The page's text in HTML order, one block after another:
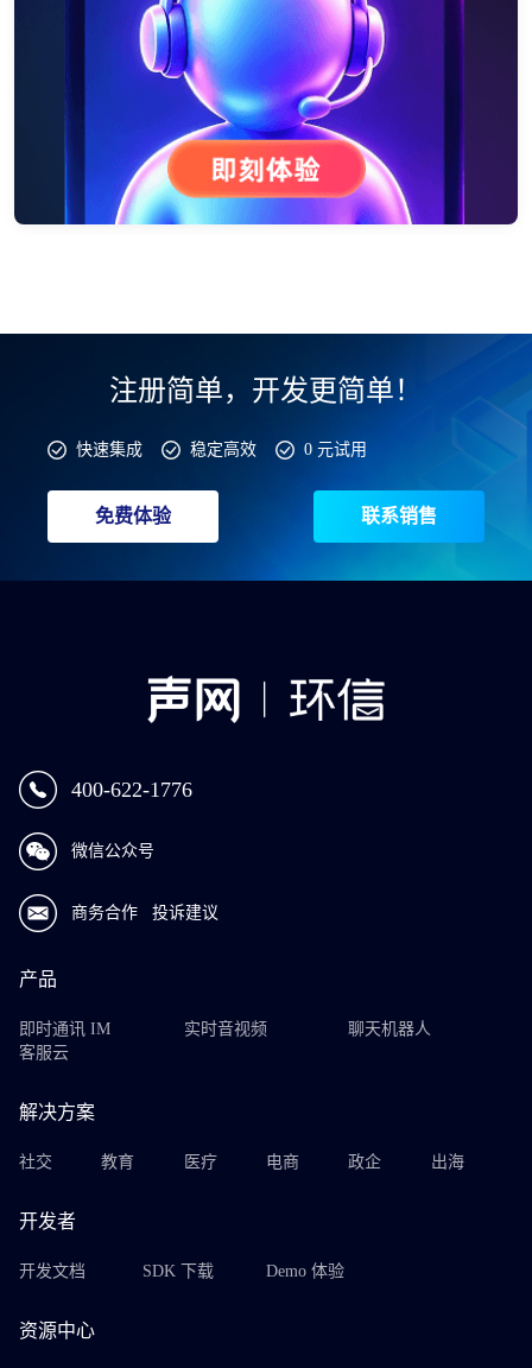
注册简单，开发更简单！
快速集成 稳定高效 0 元试用
免费体验 联系销售
400-622-1776
微信公众号
商务合作 投诉建议
产品
即时通讯 IM 实时音视频
聊天机器人
客服云
解决方案
社交 教育 医疗 电商 政企 出海
开发者
开发文档 SDK 下载 Demo 体验
资源中心